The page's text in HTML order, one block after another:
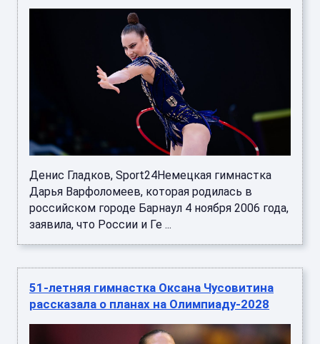
Денис Гладков, Sport24Немецкая гимнастка
Дарья Варфоломеев, которая родилась в
российском городе Барнаул 4 ноября 2006 года,
заявила, что России и Ге ...
51-летняя гимнастка Оксана Чусовитина
рассказала о планах на Олимпиаду-2028